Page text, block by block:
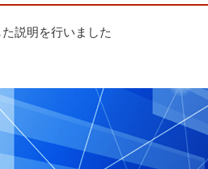
説明を行いました